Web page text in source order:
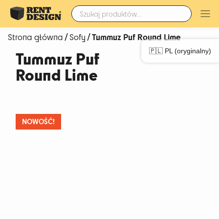
Szukaj:
🇵🇱 PL (oryginalny)
Strona główna/Sofy/ Tummuz Puf Round Lime
Tummuz Puf
Round Lime
NOWOŚĆ!